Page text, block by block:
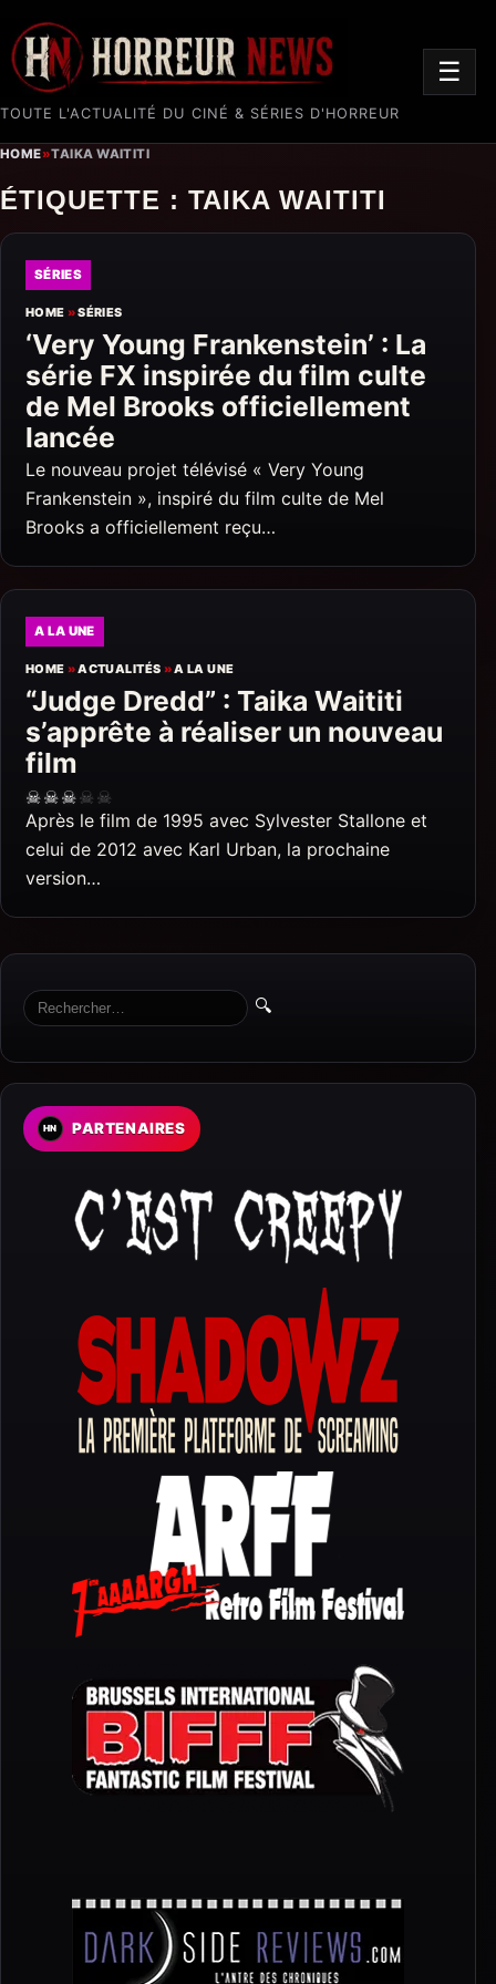
TOUTE L'ACTUALITÉ DU CINÉ & SÉRIES D'HORREUR
☰
HOME»TAIKA WAITITI
ÉTIQUETTE : TAIKA WAITITI
SÉRIES
HOME »SÉRIES
‘Very Young Frankenstein’ : La
série FX inspirée du film culte
de Mel Brooks officiellement
lancée
Le nouveau projet télévisé « Very Young
Frankenstein », inspiré du film culte de Mel
Brooks a officiellement reçu…
A LA UNE
HOME »ACTUALITÉS »A LA UNE
“Judge Dredd” : Taika Waititi
s’apprête à réaliser un nouveau
film
☠☠☠☠ ☠
Après le film de 1995 avec Sylvester Stallone et
celui de 2012 avec Karl Urban, la prochaine
version…
🔍
PARTENAIRES